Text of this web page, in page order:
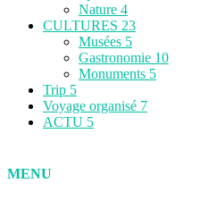
Nature 4
CULTURES 23
Musées 5
Gastronomie 10
Monuments 5
Trip 5
Voyage organisé 7
ACTU 5
MENU